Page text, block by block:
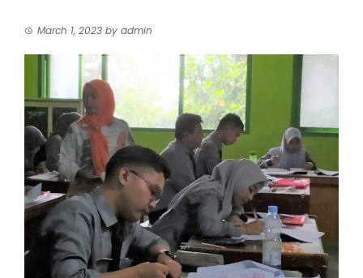
March 1, 2023 by admin